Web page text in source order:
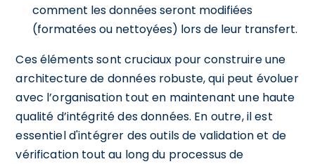
comment les données seront modifiées
(formatées ou nettoyées) lors de leur transfert.
Ces éléments sont cruciaux pour construire une
architecture de données robuste, qui peut évoluer
avec l’organisation tout en maintenant une haute
qualité d’intégrité des données. En outre, il est
essentiel d'intégrer des outils de validation et de
vérification tout au long du processus de